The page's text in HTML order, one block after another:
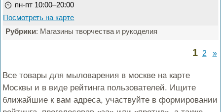
пн-пт 10:00–20:00
Посмотреть на карте
Рубрики: Магазины творчества и рукоделия
1 2 »
Все товары для мыловарения в москве на карте
Москвы и в виде рейтинга пользователей. Ищите
ближайшие к вам адреса, участвуйте в формировании